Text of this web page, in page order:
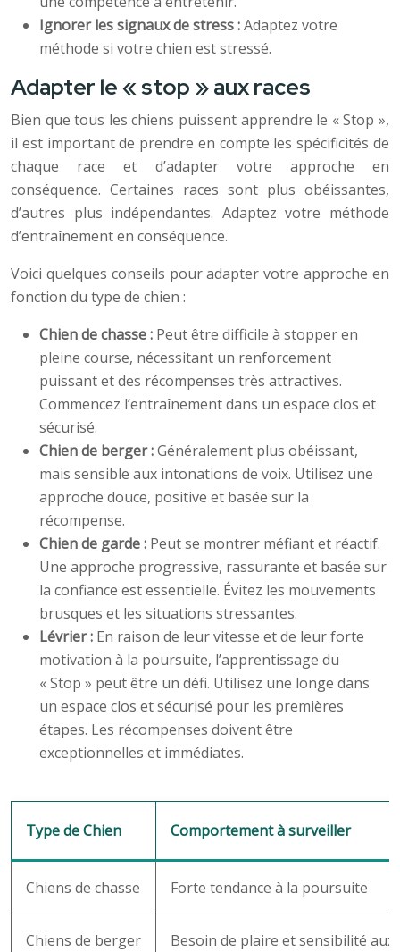
Ignorer les signaux de stress :Adaptez votre
méthode si votre chien est stressé.
Adapter le « stop » aux races
Bien que tous les chiens puissent apprendre le « Stop »,
il est important de prendre en compte les spécificités de
chaque race et d’adapter votre approche en
conséquence. Certaines races sont plus obéissantes,
d’autres plus indépendantes. Adaptez votre méthode
d’entraînement en conséquence.
Voici quelques conseils pour adapter votre approche en
fonction du type de chien :
Chien de chasse : Peut être difficile à stopper en
pleine course, nécessitant un renforcement
puissant et des récompenses très attractives.
Commencez l’entraînement dans un espace clos et
sécurisé.
Chien de berger :Généralement plus obéissant,
mais sensible aux intonations de voix. Utilisez une
approche douce, positive et basée sur la
récompense.
Chien de garde : Peut se montrer méfiant et réactif.
Une approche progressive, rassurante et basée sur
la confiance est essentielle. Évitez les mouvements
brusques et les situations stressantes.
Lévrier : En raison de leur vitesse et de leur forte
motivation à la poursuite, l’apprentissage du
« Stop » peut être un défi. Utilisez une longe dans
un espace clos et sécurisé pour les premières
étapes. Les récompenses doivent être
exceptionnelles et immédiates.
Type de Chien Comportement à surveiller
Chiens de chasse Forte tendance à la poursuite
Chiens de berger Besoin de plaire et sensibilité